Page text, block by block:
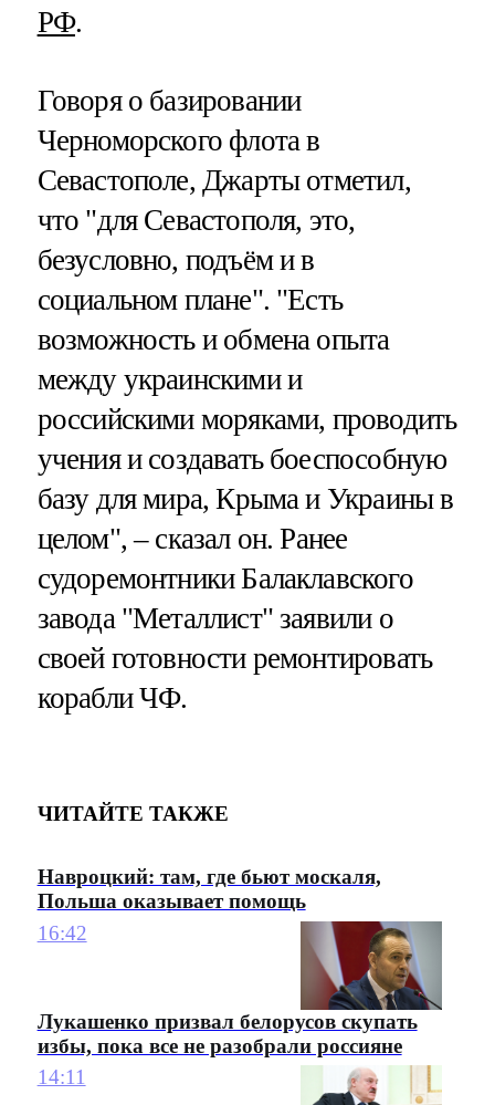
РФ.
Говоря о базировании
Черноморского флота в
Севастополе, Джарты отметил,
что "для Севастополя, это,
безусловно, подъём и в
социальном плане". "Есть
возможность и обмена опыта
между украинскими и
российскими моряками, проводить
учения и создавать боеспособную
базу для мира, Крыма и Украины в
целом", – сказал он. Ранее
судоремонтники Балаклавского
завода "Металлист" заявили о
своей готовности ремонтировать
корабли ЧФ.
ЧИТАЙТЕ ТАКЖЕ
Навроцкий: там, где бьют москаля,
Польша оказывает помощь
16:42
Лукашенко призвал белорусов скупать
избы, пока все не разобрали россияне
14:11